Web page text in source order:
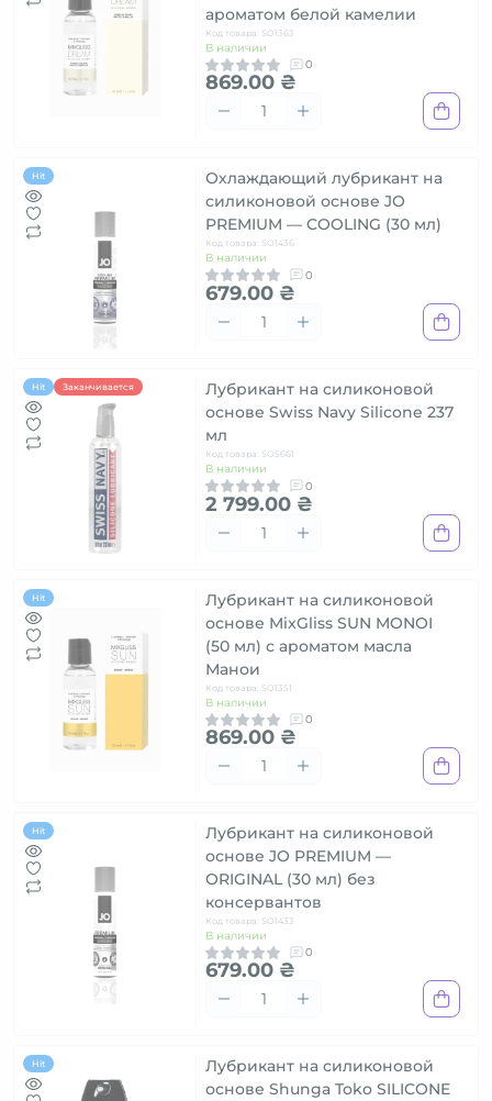
ароматом белой камелии
Код товара: SO1363
В наличии
0
869.00 ₴
Hit
Охлаждающий лубрикант на
силиконовой основе JO
PREMIUM — COOLING (30 мл)
Код товара: SO1436
В наличии
0
679.00 ₴
Hit Заканчивается
Лубрикант на силиконовой
основе Swiss Navy Silicone 237
мл
Код товара: SO5661
В наличии
0
2 799.00 ₴
Hit
Лубрикант на силиконовой
основе MixGliss SUN MONOI
(50 мл) с ароматом масла
Манои
Код товара: SO1351
В наличии
0
869.00 ₴
Hit
Лубрикант на силиконовой
основе JO PREMIUM —
ORIGINAL (30 мл) без
консервантов
Код товара: SO1433
В наличии
0
679.00 ₴
Hit
Лубрикант на силиконовой
основе Shunga Toko SILICONE